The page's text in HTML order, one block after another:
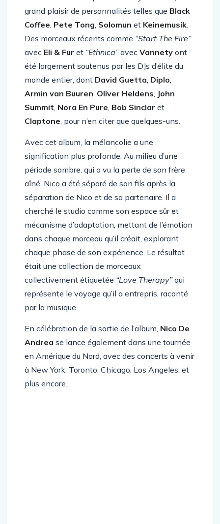
Coffee,Pete Tong,Solomun etKeinemusik.
Des morceaux récents comme“Start The Fire”
avecEli & Furet“Ethnica”avecVannety ont
été largement soutenus par les DJs d’élite du
monde entier, dontDavid Guetta, Diplo,
Armin van Buuren ,Oliver Heldens,John
Summit,Nora En Pure,Bob Sinclar et
Claptone, pour n’en citer que quelques-uns.
signification plus profonde. Au milieu d’une
période sombre, qui a vu la perte de son frère
aîné, Nico a été séparé de son fils après la
séparation de Nico et de sa partenaire. Il a
cherché le studio comme son espace sûr et
mécanisme d’adaptation, mettant de l’émotion
dans chaque morceau qu’il créait, explorant
chaque phase de son expérience. Le résultat
était une collection de morceaux
collectivement étiquetée“Love Therapy”
représente le voyage qu’il a entrepris, raconté
par la musique.
Andrease lance également dans une tournée
en Amérique du Nord, avec des concerts à venir
à New York, Toronto, Chicago, Los Angeles, et
plus encore.